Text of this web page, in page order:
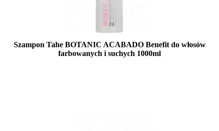
Szampon Tahe BOTANIC ACABADO Benefit do włosów
farbowanych i suchych 1000ml